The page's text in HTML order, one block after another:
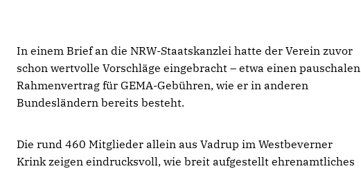
In einem Brief an die NRW-Staatskanzlei hatte der Verein zuvor
schon wertvolle Vorschläge eingebracht – etwa einen pauschalen
Rahmenvertrag für GEMA-Gebühren, wie er in anderen
Bundesländern bereits besteht.
Die rund 460 Mitglieder allein aus Vadrup im Westbeverner
Krink zeigen eindrucksvoll, wie breit aufgestellt ehrenamtliches